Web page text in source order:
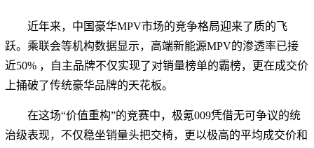
近年来，中国豪华MPV市场的竞争格局迎来了质的飞
跃。乘联会等机构数据显示，高端新能源MPV的渗透率已接
近50% ，自主品牌不仅实现了对销量榜单的霸榜，更在成交价
上捅破了传统豪华品牌的天花板。
在这场“价值重构”的竞赛中，极氪009凭借无可争议的统
治级表现，不仅稳坐销量头把交椅，更以极高的平均成交价和